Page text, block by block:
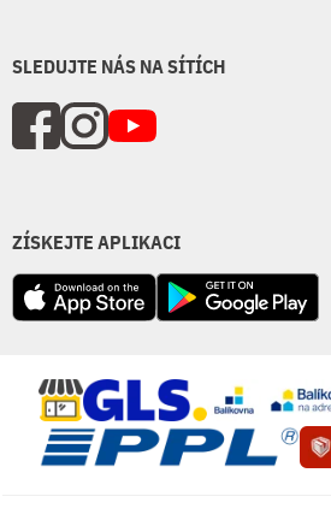
SLEDUJTE NÁS NA SÍTÍCH
ZÍSKEJTE APLIKACI